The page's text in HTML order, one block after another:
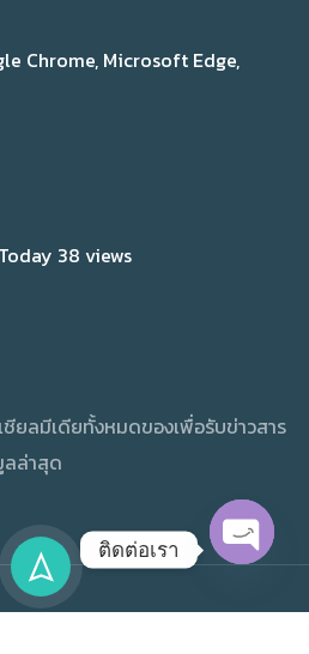
Chrome, Microsoft Edge,
38 views
ยลมีเดียทั้งหมดของเพื่อรับข่าวสาร
ลล่าสุด
ติดต่อเรา
CHATY